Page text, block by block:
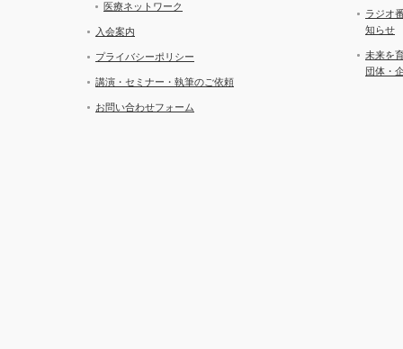
医療ネットワーク
入会案内
プライバシーポリシー
講演・セミナー・執筆のご依頼
お問い合わせフォーム
ラジオ
知らせ
未来を
団体・